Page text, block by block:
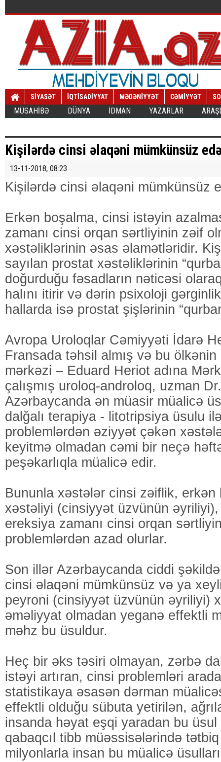
SİYASƏT İQTİSADİYYAT MƏDƏNİYYƏT CƏMİYYƏT
MÜSAHİBƏ DÜNYA İDMAN YAZARLAR
Kişilərdə cinsi əlaqəni mümkünsüz
13-11-2018, 08:23
Kişilərdə cinsi əlaqəni mümkünsüz
Erkən boşalma, cinsi istəyin
zamanı cinsi orqan sərtliyinin zəif
xəstəliklərinin əsas əlamətləridir.
sayılan prostat xəstəliklərinin
doğurduğu fəsadların nəticəsi
halını itirir və dərin psixoloji
hallarda isə prostat şişlərinin
Avropa Uroloqlar Cəmiyyəti İdarə
Fransada təhsil almış və bu ölkənin
mərkəzi – Eduard Heriot adına
çalışmış uroloq-androloq, uzman
Azərbaycanda ən müasir müalicə
dalğalı terapiya - litotripsiya üsulu
problemlərdən əziyyət çəkən
keyitmə olmadan cəmi bir neçə
peşəkarlıqla müalicə edir.
Bununla xəstələr cinsi zəiflik, erkən
xəstəliyi (cinsiyyət üzvünün
ereksiya zamanı cinsi orqan
problemlərdən azad olurlar.
Son illər Azərbaycanda ciddi
cinsi əlaqəni mümkünsüz və ya
peyroni (cinsiyyət üzvünün əyriliyi)
əməliyyat olmadan yeganə effektli
məhz bu üsuldur.
Heç bir əks təsiri olmayan, zərbə
istəyi artıran, cinsi problemləri
statistikaya əsasən dərman
effektli olduğu sübuta yetirilən,
insanda həyat eşqi yaradan bu üsul
qabaqcıl tibb müəssisələrində
milyonlarla insan bu müalicə